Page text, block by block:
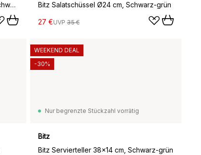
Bitz Pastaschale Ø20cm schwarz, Schwarz-dunkelblau
Bitz Salatschüssel Ø24 cm, Schwarz-grün
27 €UVP 35 €
Nur begrenzte Stückzahl vorrätig
Bitz
Bitz Servierteller 38x14 cm, Schwarz-grün
WEEKEND DEAL
-30%